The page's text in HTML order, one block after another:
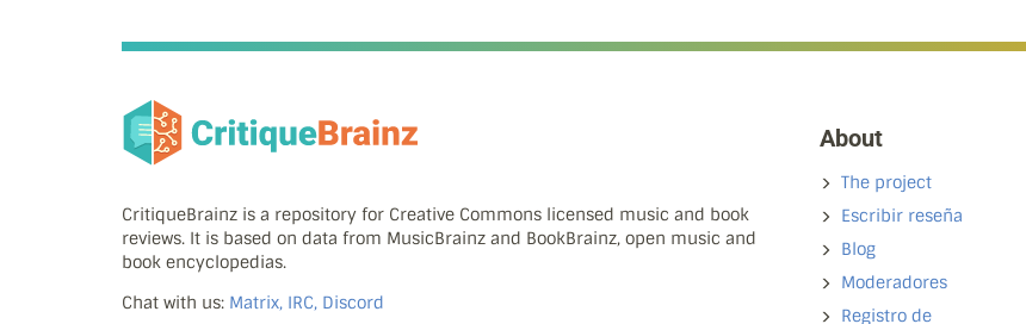
CritiqueBrainz is a repository for Creative Commons licensed music and book
reviews. It is based on data from MusicBrainz and BookBrainz, open music and
book encyclopedias.
Chat with us: Matrix, IRC, Discord
About
The project
Escribir reseña
Blog
Moderadores
Registro de